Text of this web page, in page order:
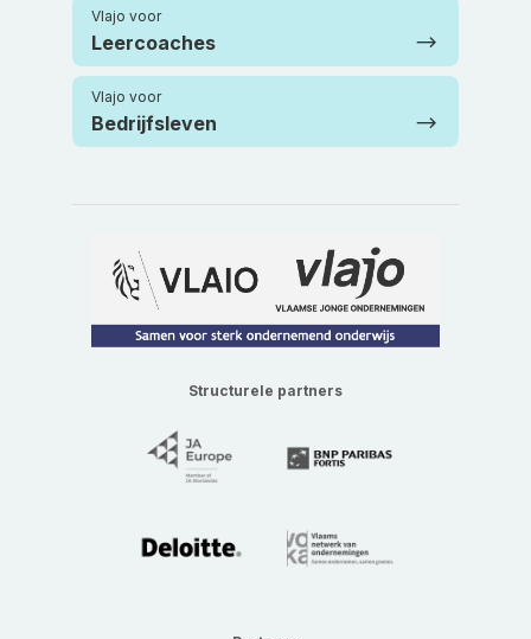
Vlajo voor
Leercoaches
Vlajo voor
Bedrijfsleven
Structurele partners